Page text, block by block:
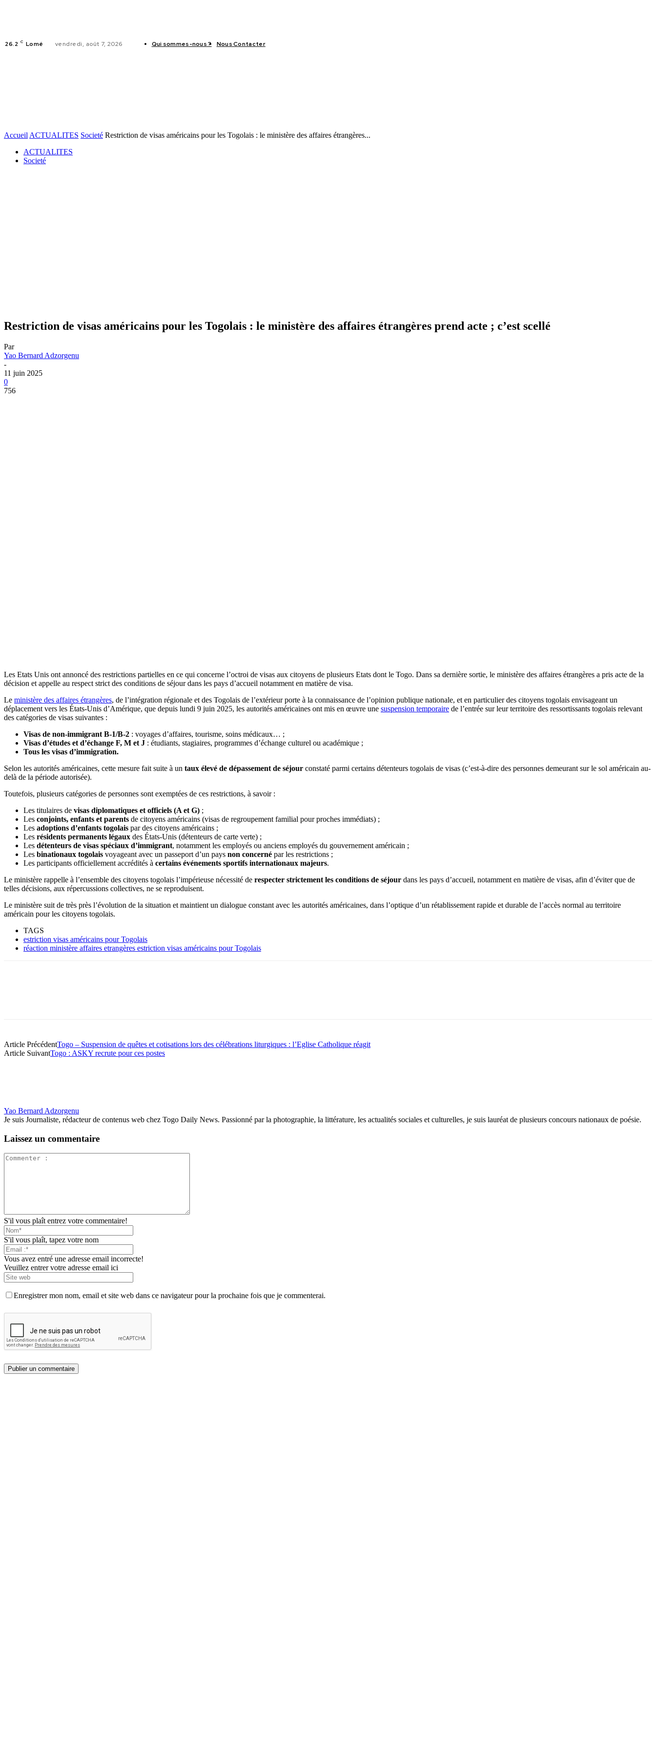
26.2 C Lomé vendredi, août 7, 2026 Qui sommes-nous ? Nous Contacter
Accueil ACTUALITES Societé Restriction de visas américains pour les Togolais : le ministère des affaires étrangères...
ACTUALITES
Societé
Restriction de visas américains pour les Togolais : le ministère des affaires étrangères prend acte ; c’est scellé
Par
Yao Bernard Adzorgenu
-
11 juin 2025
0
756
Les Etats Unis ont annoncé des restrictions partielles en ce qui concerne l’octroi de visas aux citoyens de plusieurs Etats dont le Togo. Dans sa dernière sortie, le ministère des affaires étrangères a pris acte de la
décision et appelle au respect strict des conditions de séjour dans les pays d’accueil notamment en matière de visa.
Le ministère des affaires étrangères, de l’intégration régionale et des Togolais de l’extérieur porte à la connaissance de l’opinion publique nationale, et en particulier des citoyens togolais envisageant un
déplacement vers les États-Unis d’Amérique, que depuis lundi 9 juin 2025, les autorités américaines ont mis en œuvre une suspension temporaire de l’entrée sur leur territoire des ressortissants togolais relevant
des catégories de visas suivantes :
Visas de non-immigrant B-1/B-2 : voyages d’affaires, tourisme, soins médicaux… ;
Visas d’études et d’échange F, M et J : étudiants, stagiaires, programmes d’échange culturel ou académique ;
Tous les visas d’immigration.
Selon les autorités américaines, cette mesure fait suite à un taux élevé de dépassement de séjour constaté parmi certains détenteurs togolais de visas (c’est-à-dire des personnes demeurant sur le sol américain au-
delà de la période autorisée).
Toutefois, plusieurs catégories de personnes sont exemptées de ces restrictions, à savoir :
Les titulaires de visas diplomatiques et officiels (A et G) ;
Les conjoints, enfants et parents de citoyens américains (visas de regroupement familial pour proches immédiats) ;
Les adoptions d’enfants togolais par des citoyens américains ;
Les résidents permanents légaux des États-Unis (détenteurs de carte verte) ;
Les détenteurs de visas spéciaux d’immigrant, notamment les employés ou anciens employés du gouvernement américain ;
Les binationaux togolais voyageant avec un passeport d’un pays non concerné par les restrictions ;
Les participants officiellement accrédités à certains événements sportifs internationaux majeurs.
Le ministère rappelle à l’ensemble des citoyens togolais l’impérieuse nécessité de respecter strictement les conditions de séjour dans les pays d’accueil, notamment en matière de visas, afin d’éviter que de
telles décisions, aux répercussions collectives, ne se reproduisent.
Le ministère suit de très près l’évolution de la situation et maintient un dialogue constant avec les autorités américaines, dans l’optique d’un rétablissement rapide et durable de l’accès normal au territoire
américain pour les citoyens togolais.
TAGS
estriction visas américains pour Togolais
réaction ministère affaires etrangères estriction visas américains pour Togolais
Article PrécédentTogo – Suspension de quêtes et cotisations lors des célébrations liturgiques : l’Eglise Catholique réagit
Article SuivantTogo : ASKY recrute pour ces postes
Yao Bernard Adzorgenu
Je suis Journaliste, rédacteur de contenus web chez Togo Daily News. Passionné par la photographie, la littérature, les actualités sociales et culturelles, je suis lauréat de plusieurs concours nationaux de poésie.
Laissez un commentaire
S'il vous plaît entrez votre commentaire!
S'il vous plaît, tapez votre nom
Vous avez entré une adresse email incorrecte!
Veuillez entrer votre adresse email ici
Enregistrer mon nom, email et site web dans ce navigateur pour la prochaine fois que je commenterai.